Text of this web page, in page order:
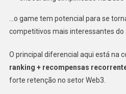
…o game tem potencial para se
competitivos mais interessantes do
O principal diferencial aqui está na
ranking + recompensas
forte retenção no setor Web3.